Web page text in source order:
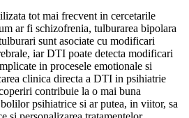
tot mai frecvent in cercetarile
ar fi schizofrenia, tulburarea bipolara
sunt asociate cu modificari
iar DTI poate detecta modificari
in procesele emotionale si
clinica directa a DTI in psihiatrie
contribuie la o mai buna
psihiatrice si ar putea, in viitor, sa